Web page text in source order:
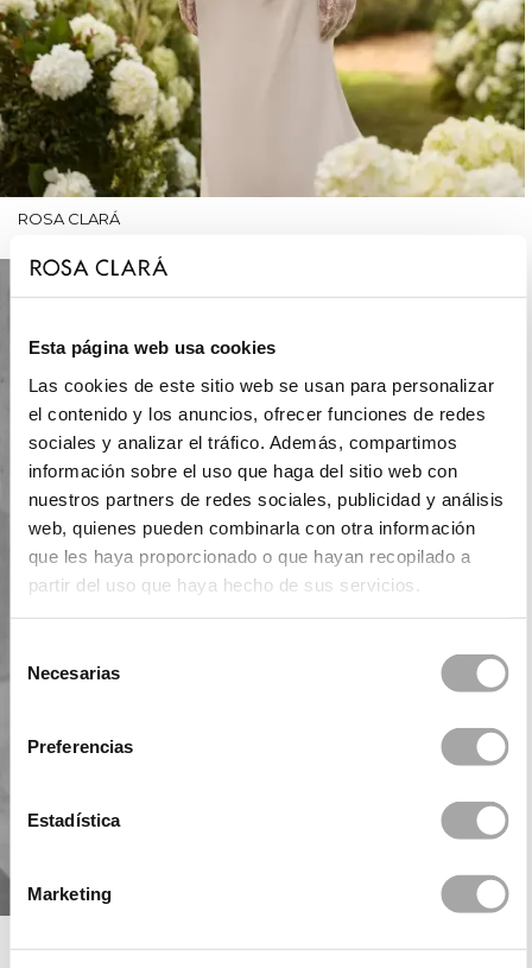
Esta página web usa cookies
Las cookies de este sitio web se usan para personalizar
el contenido y los anuncios, ofrecer funciones de redes
sociales y analizar el tráfico. Además, compartimos
información sobre el uso que haga del sitio web con
nuestros partners de redes sociales, publicidad y análisis
web, quienes pueden combinarla con otra información
que les haya proporcionado o que hayan recopilado a
partir del uso que haya hecho de sus servicios.
Necesarias
Preferencias
Estadística
Marketing
ROSA CLARÁ